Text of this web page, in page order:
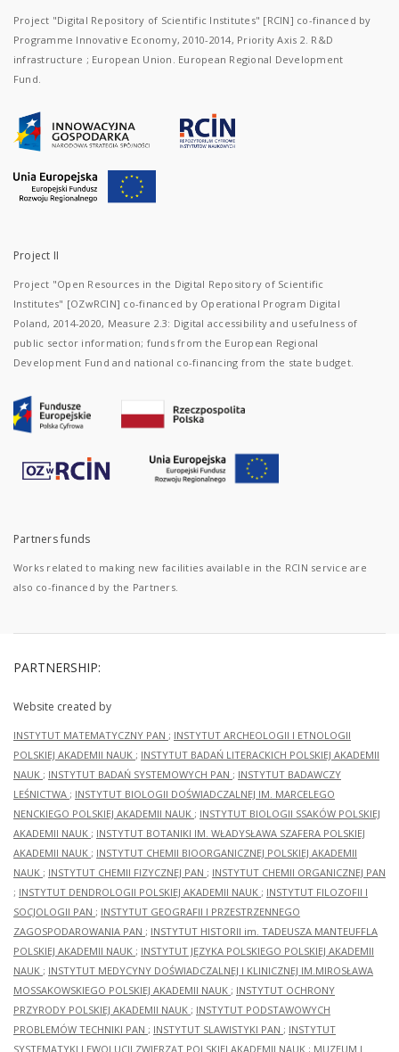
Project "Digital Repository of Scientific Institutes" [RCIN] co-financed by
Programme Innovative Economy, 2010-2014, Priority Axis 2. R&D
infrastructure ; European Union. European Regional Development
Fund.
Project II
Project "Open Resources in the Digital Repository of Scientific
Institutes" [OZwRCIN] co-financed by Operational Program Digital
Poland, 2014-2020, Measure 2.3: Digital accessibility and usefulness of
public sector information; funds from the European Regional
Development Fund and national co-financing from the state budget.
Partners funds
Works related to making new facilities available in the RCIN service are
also co-financed by the Partners.
PARTNERSHIP:
Website created by
INSTYTUT MATEMATYCZNY PAN ; INSTYTUT ARCHEOLOGII I ETNOLOGII
POLSKIEJ AKADEMII NAUK ; INSTYTUT BADAŃ LITERACKICH POLSKIEJ AKADEMII
NAUK ; INSTYTUT BADAŃ SYSTEMOWYCH PAN ; INSTYTUT BADAWCZY
LEŚNICTWA ; INSTYTUT BIOLOGII DOŚWIADCZALNEJ IM. MARCELEGO
NENCKIEGO POLSKIEJ AKADEMII NAUK ; INSTYTUT BIOLOGII SSAKÓW POLSKIEJ
AKADEMII NAUK ; INSTYTUT BOTANIKI IM. WŁADYSŁAWA SZAFERA POLSKIEJ
AKADEMII NAUK ; INSTYTUT CHEMII BIOORGANICZNEJ POLSKIEJ AKADEMII
NAUK ; INSTYTUT CHEMII FIZYCZNEJ PAN ; INSTYTUT CHEMII ORGANICZNEJ PAN
; INSTYTUT DENDROLOGII POLSKIEJ AKADEMII NAUK ; INSTYTUT FILOZOFII I
SOCJOLOGII PAN ; INSTYTUT GEOGRAFII I PRZESTRZENNEGO
ZAGOSPODAROWANIA PAN ; INSTYTUT HISTORII im. TADEUSZA MANTEUFFLA
POLSKIEJ AKADEMII NAUK ; INSTYTUT JĘZYKA POLSKIEGO POLSKIEJ AKADEMII
NAUK ; INSTYTUT MEDYCYNY DOŚWIADCZALNEJ I KLINICZNEJ IM.MIROSŁAWA
MOSSAKOWSKIEGO POLSKIEJ AKADEMII NAUK ; INSTYTUT OCHRONY
PRZYRODY POLSKIEJ AKADEMII NAUK ; INSTYTUT PODSTAWOWYCH
PROBLEMÓW TECHNIKI PAN ; INSTYTUT SLAWISTYKI PAN ; INSTYTUT
SYSTEMATYKI I EWOLUCJI ZWIERZĄT POLSKIEJ AKADEMII NAUK ; MUZEUM I